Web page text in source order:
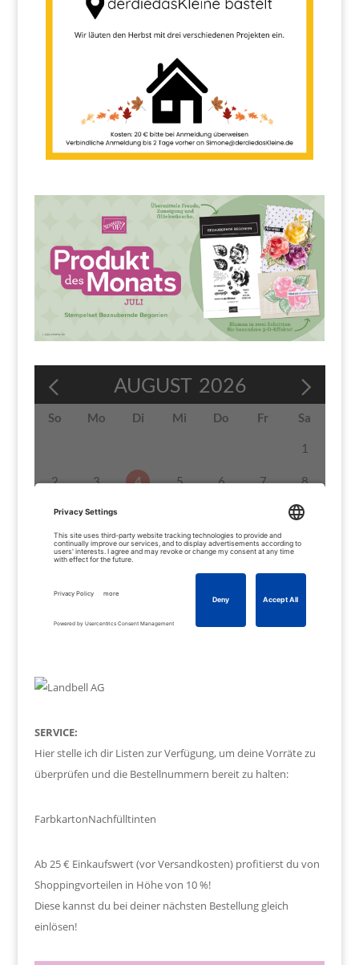
SERVICE:
Hier stelle ich dir Listen zur Verfügung, um deine Vorräte zu
überprüfen und die Bestellnummern bereit zu halten:
FarbkartonNachfülltinten
Ab 25 € Einkaufswert (vor Versandkosten) profitierst du von
Shoppingvorteilen in Höhe von 10 %!
Diese kannst du bei deiner nächsten Bestellung gleich
einlösen!